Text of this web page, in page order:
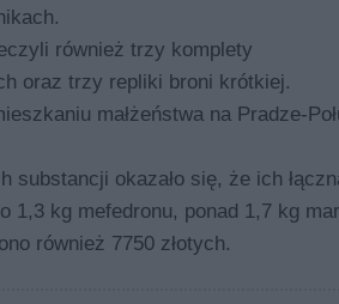
również trzy komplety
oraz trzy repliki broni krótkiej.
małżeństwa na Pradze-
substancji okazało się, że ich
1,3 kg mefedronu, ponad 1,7 kg
również 7750 złotych.